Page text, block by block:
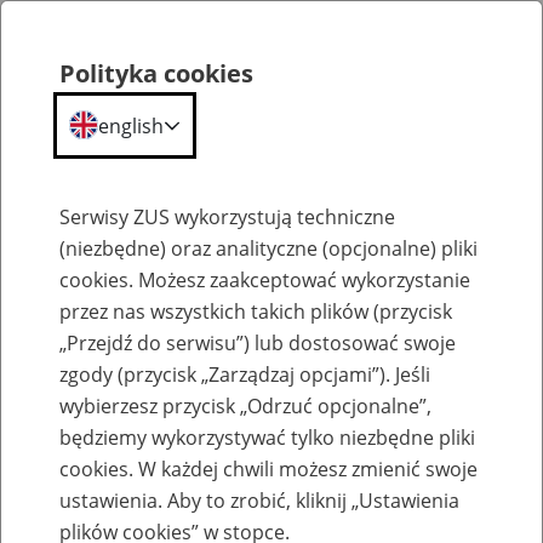
Szkolenia
Zaproś ZUS do siebie: Aktywni 50+
Polityka cookies
english
Serwisy ZUS wykorzystują techniczne
(niezbędne) oraz analityczne (opcjonalne) pliki
cookies. Możesz zaakceptować wykorzystanie
przez nas wszystkich takich plików (przycisk
„Przejdź do serwisu”) lub dostosować swoje
zgody (przycisk „Zarządzaj opcjami”). Jeśli
wybierzesz przycisk „Odrzuć opcjonalne”,
będziemy wykorzystywać tylko niezbędne pliki
cookies. W każdej chwili możesz zmienić swoje
ustawienia. Aby to zrobić, kliknij „Ustawienia
plików cookies” w stopce.